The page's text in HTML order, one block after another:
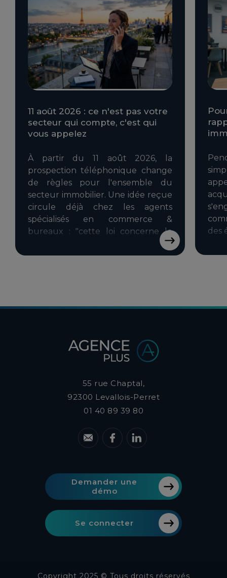
11 août 2026 : ce n'est pas votre
secteur qui compte, c'est qui
vous appelez
À partir du 11 août 2026, la
prospection téléphonique change
de règles pour l'ensemble du
secteur immobilier. Une idée reçue
circule déjà chez les agents
spécialisés en commerce &
bureaux : "cette loi concerne le
résidentiel, pas nous, nos clients
sont des professionnels." C'est en
des
55 rue Chaptal,
92300 Levallois-Perret
01 40 89 39 80
Demander une
démo
Se connecter
Copyright 2025 © Tous droits réservés